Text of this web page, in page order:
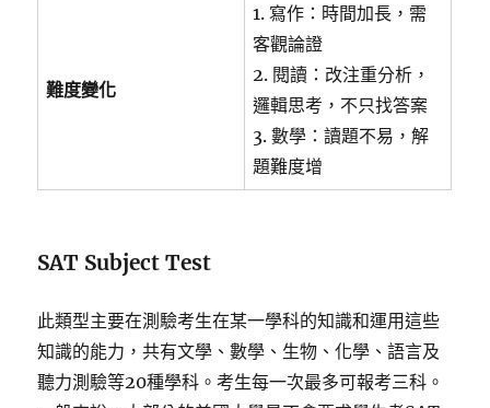
難度變化
1. 寫作：時間加長，需
客觀論證
2. 閱讀：改注重分析，
邏輯思考，不只找答案
3. 數學：讀題不易，解
題難度增
SAT Subject Test
此類型主要在測驗考生在某一學科的知識和運用這些
知識的能力，共有文學、數學、生物、化學、語言及
聽力測驗等20種學科。考生每一次最多可報考三科。